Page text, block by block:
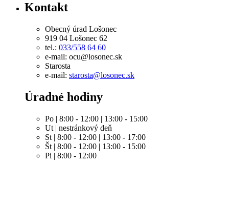
Kontakt
Obecný úrad Lošonec
919 04 Lošonec 62
tel.: 033/558 64 60
e-mail: ocu@losonec.sk
Starosta
e-mail: starosta@losonec.sk
Úradné hodiny
Po | 8:00 - 12:00 | 13:00 - 15:00
Ut | nestránkový deň
St | 8:00 - 12:00 | 13:00 - 17:00
Št | 8:00 - 12:00 | 13:00 - 15:00
Pi | 8:00 - 12:00